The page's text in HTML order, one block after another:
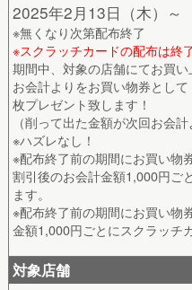
2025年2月13日（木）～
※無くなり次第配布終了
※スクラッチカードの配布は終
期間中、対象の店舗にてお買
お会計よりをお買い物券とし
枚プレゼント致します！
（削って出た金額が次回お会
※ハズレなし！
※配布終了前の期間にお買い物
割引後のお会計金額1,000円ご
ます。
※配布終了前の期間にお買い物
金額1,000円ごとにスクラッチ
対象店舗